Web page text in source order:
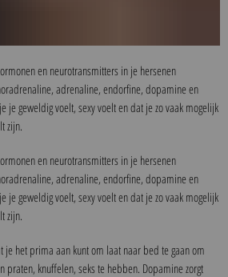
en neurotransmitters in je hersenen
adrenaline, endorfine, dopamine en
je geweldig voelt, sexy voelt en dat je zo vaak mogelijk
zijn.
en neurotransmitters in je hersenen
adrenaline, endorfine, dopamine en
je geweldig voelt, sexy voelt en dat je zo vaak mogelijk
zijn.
je het prima aan kunt om laat naar bed te gaan om
praten, knuffelen, seks te hebben. Dopamine zorgt